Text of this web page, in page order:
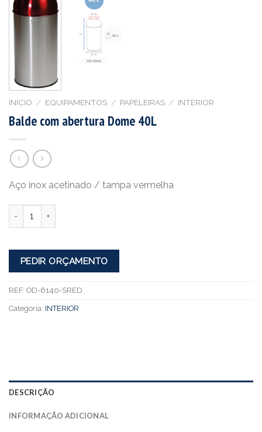
INÍCIO / EQUIPAMENTOS / PAPELEIRAS / INTERIOR
Balde com abertura Dome 40L
Aço inox acetinado / tampa vermelha
PEDIR ORÇAMENTO
REF: OD-6140-SRED
Categoria: INTERIOR
DESCRIÇÃO
INFORMAÇÃO ADICIONAL